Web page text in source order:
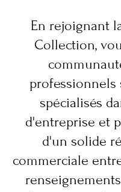
En rejoignant
Collection,
professionnels
spécialisés
d'entreprise et
d'un solide
commerciale